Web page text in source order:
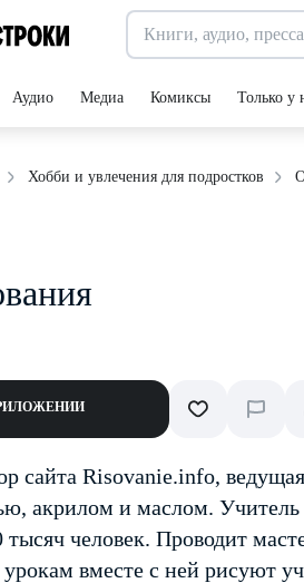
Аудио Медиа Комиксы Только у
Хобби и увлечения для подростков
сайта Risovanie.info,
акрилом и маслом.
тысяч человек. Проводит
вместе с ней рисуют